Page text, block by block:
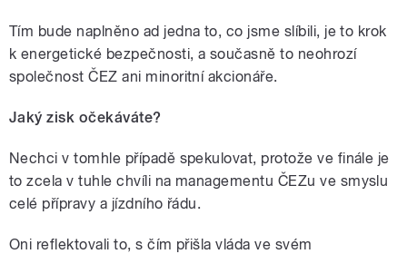
Tím bude naplněno ad jedna to, co jsme slíbili, je to krok
k energetické bezpečnosti, a současně to neohrozí
společnost ČEZ ani minoritní akcionáře.
Jaký zisk očekáváte?
Nechci v tomhle případě spekulovat, protože ve finále je
to zcela v tuhle chvíli na managementu ČEZu ve smyslu
celé přípravy a jízdního řádu.
Oni reflektovali to, s čím přišla vláda ve svém